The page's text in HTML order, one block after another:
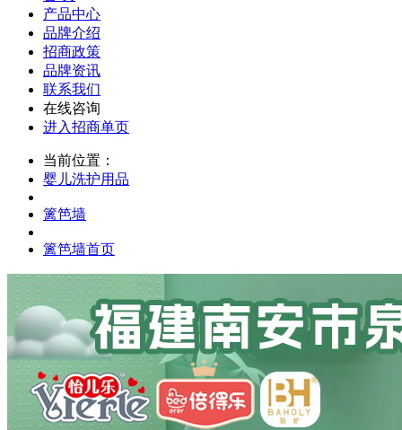
产品中心
品牌介绍
招商政策
品牌资讯
联系我们
在线咨询
进入招商单页
当前位置：
婴儿洗护用品
篱笆墙
篱笆墙首页